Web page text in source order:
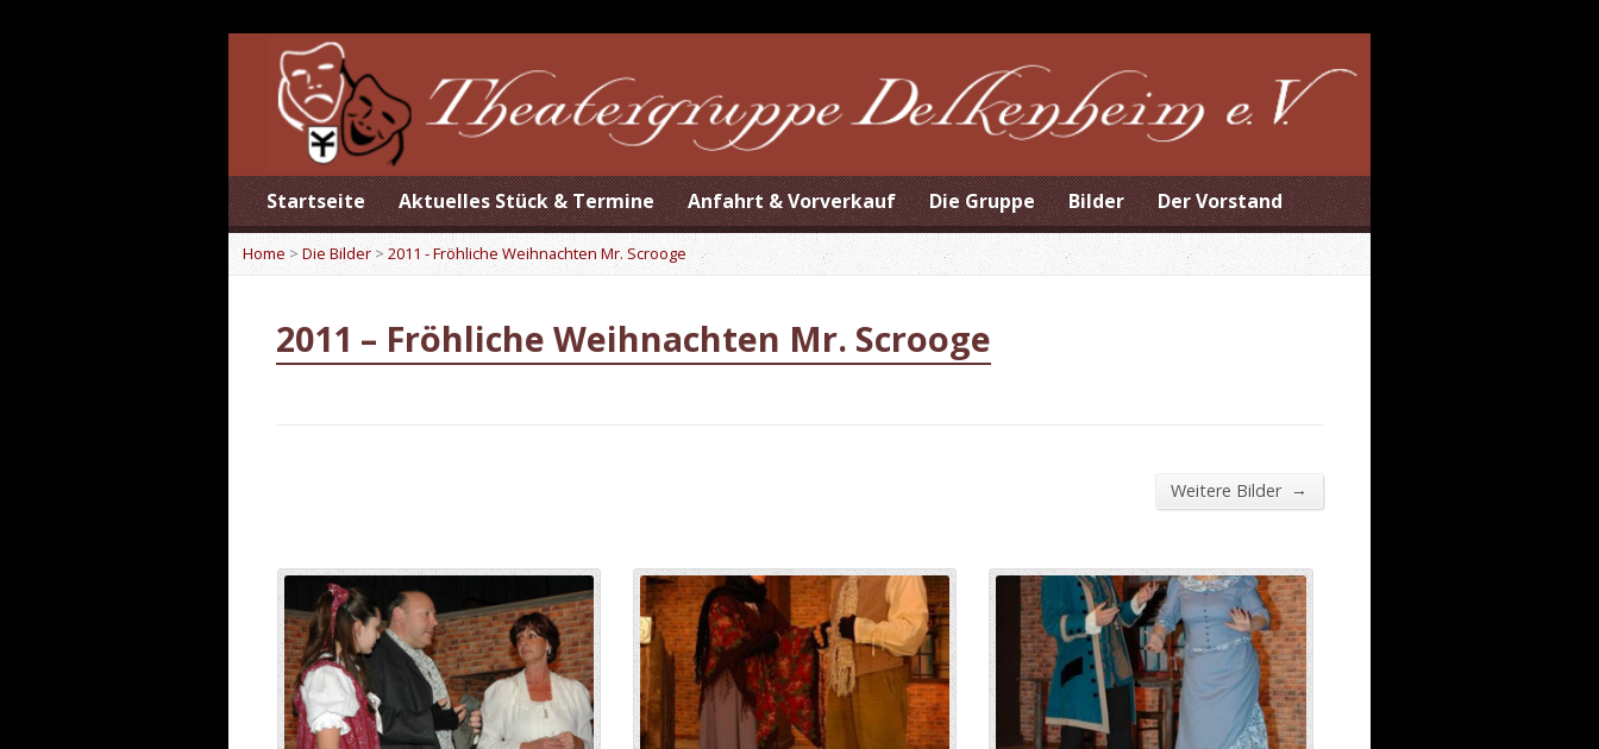
Startseite Aktuelles Stück & Termine Anfahrt & Vorverkauf Die Gruppe Bilder Der Vorstand
Home > Die Bilder >2011 - Fröhliche Weihnachten Mr. Scrooge
2011 – Fröhliche Weihnachten Mr. Scrooge
Weitere Bilder →